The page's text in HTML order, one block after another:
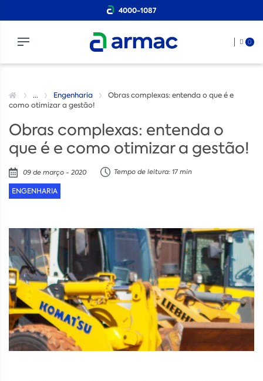
4000-1087
0
... Engenharia
Obras complexas: entenda o que é e
como otimizar a gestão!
Obras complexas: entenda o
que é e como otimizar a gestão!
09 de março - 2020 Tempo de leitura: 17 min
ENGENHARIA